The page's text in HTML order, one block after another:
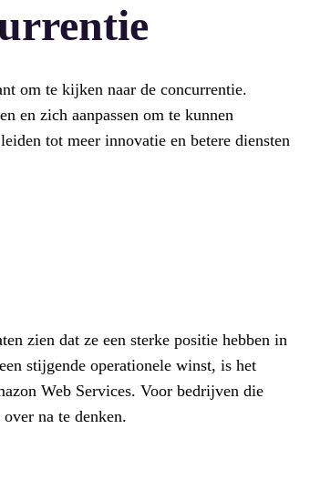
om te kijken naar de concurrentie.
en zich aanpassen om te kunnen
tot meer innovatie en betere diensten
zien dat ze een sterke positie hebben in
stijgende operationele winst, is het
Web Services. Voor bedrijven die
na te denken.